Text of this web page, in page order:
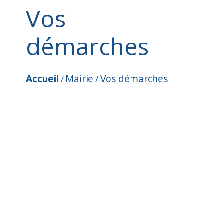
Vos
démarches
Accueil / Mairie /Vos démarches